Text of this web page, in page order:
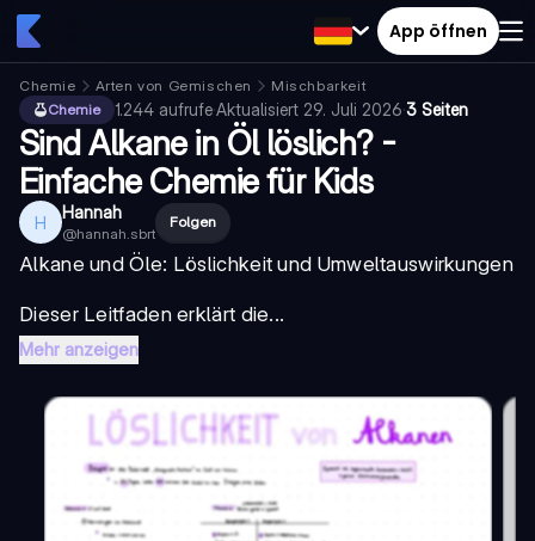
App öffnen
Chemie Arten von Gemischen
Mischbarkeit
Chemie
1.244 aufrufe·Aktualisiert 29. Juli 2026·3 Seiten
Sind Alkane in Öl löslich? -
Einfache Chemie für Kids
H Hannah
@hannah.sbrt
Folgen
Alkane und Öle: Löslichkeit und Umweltauswirkungen
Dieser Leitfaden erklärt die...
Mehr anzeigen